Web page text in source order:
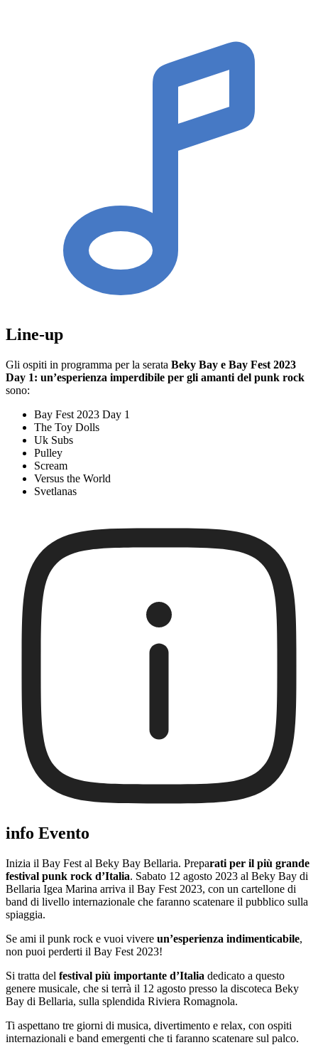
Line-up
Gli ospiti in programma per la serata Beky Bay e Bay Fest 2023
Day 1: un’esperienza imperdibile per gli amanti del punk rock
sono:
Bay Fest 2023 Day 1
The Toy Dolls
Uk Subs
Pulley
Scream
Versus the World
Svetlanas
info Evento
Inizia il Bay Fest al Beky Bay Bellaria. Preparati per il più grande
festival punk rock d’Italia. Sabato 12 agosto 2023 al Beky Bay di
Bellaria Igea Marina arriva il Bay Fest 2023, con un cartellone di
band di livello internazionale che faranno scatenare il pubblico sulla
spiaggia.
Se ami il punk rock e vuoi vivere un’esperienza indimenticabile,
non puoi perderti il Bay Fest 2023!
Si tratta del festival più importante d’Italia dedicato a questo
genere musicale, che si terrà il 12 agosto presso la discoteca Beky
Bay di Bellaria, sulla splendida Riviera Romagnola.
Ti aspettano tre giorni di musica, divertimento e relax, con ospiti
internazionali e band emergenti che ti faranno scatenare sul palco.